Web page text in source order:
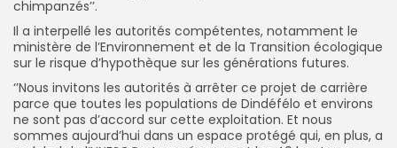
chimpanzés’’.
Il a interpellé les autorités compétentes, notamment le
ministère de l’Environnement et de la Transition écologique
sur le risque d’hypothèque sur les générations futures.
‘’Nous invitons les autorités à arrêter ce projet de carrière
parce que toutes les populations de Dindéfélo et environs
ne sont pas d’accord sur cette exploitation. Et nous
sommes aujourd’hui dans un espace protégé qui, en plus, a